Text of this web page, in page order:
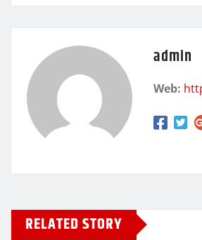
admin
Web:
RELATED STORY